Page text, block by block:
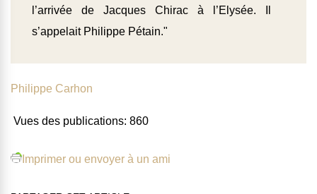
l’arrivée de Jacques Chirac à l’Elysée. Il
s’appelait Philippe Pétain."
Philippe Carhon
Vues des publications: 860
Imprimer ou envoyer à un ami